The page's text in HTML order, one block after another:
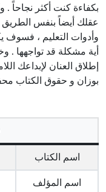
بكفاءة كنت أكثر نجاحاً .
عقلك أيضاً بنفس الطريق ،
وأدوات التعليم ، فسوف
أية مشكلة قد تواجهها .
إطلاق العنان لإبداعك
بوزان و حقوق الكتاب
اسم الكتاب
اسم المؤلف